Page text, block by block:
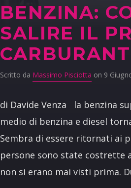
BENZINA:
SALIRE IL
Scritto da Massimo Pisciotta on 9
di Davide Venza la benzina
medio di benzina e diesel
Sembra di essere ritornati ai
persone sono state costrette
non si erano mai visti prima.